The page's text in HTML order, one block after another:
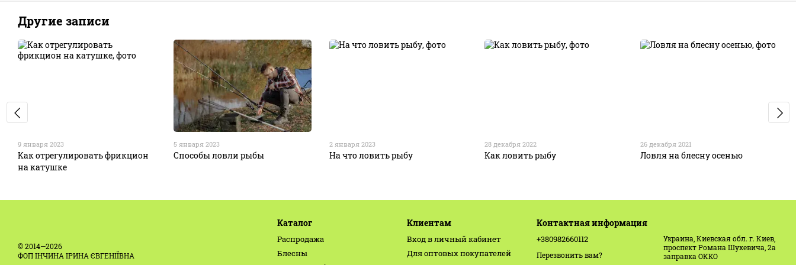
Другие записи
9 января 2023
Как отрегулировать фрикцион
на катушке
5 января 2023
Способы ловли рыбы
2 января 2023
На что ловить рыбу
28 декабря 2022
Как ловить рыбу
26 декабря 2021
Ловля на блесну осенью
© 2014—2026
ФОП ІНЧИНА ІРИНА ЄВГЕНІЇВНА
Каталог
Распродажа
Блесны
Клиентам
Вход в личный кабинет
Для оптовых покупателей
Контактная информация
+380982660112
Перезвонить вам?
Украина, Киевская обл. г. Киев,
проспект Романа Шухевича, 2а
заправка ОККО